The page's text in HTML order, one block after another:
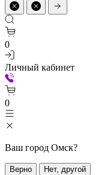
0
Личный кабинет
0
Ваш город Омск?
Верно Нет, другой